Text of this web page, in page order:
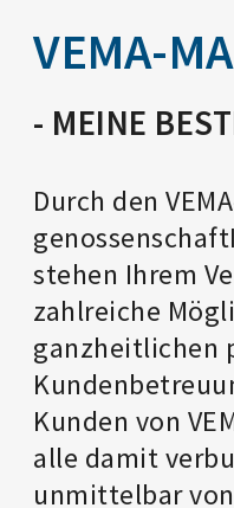
VEMA-
- MEINE
Durch den
stehen Ihrem
zahlreiche
ganzheitlichen
Kunden von
alle damit
unmittelbar